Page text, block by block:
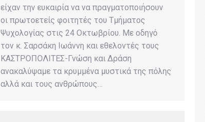
είχαν την ευκαιρία να να πραγματοποιήσουν
οι πρωτοετείς φοιτητές του Τμήματος
Ψυχολογίας στις 24 Οκτωβρίου. Με οδηγό
τον κ. Σαρσάκη Ιωάννη και εθελοντές τους
ΚΑΣΤΡΟΠΟΛΙΤΕΣ-Γνώση και Δράση
ανακαλύψαμε τα κρυμμένα μυστικά της πόλης
αλλά και τους ανθρώπους…